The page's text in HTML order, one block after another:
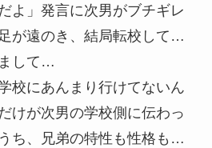
よ」発言に次男がブチギレ
が遠のき、結局転校して…
して…
校にあんまり行けてないん
けが次男の学校側に伝わっ
ち、兄弟の特性も性格も…